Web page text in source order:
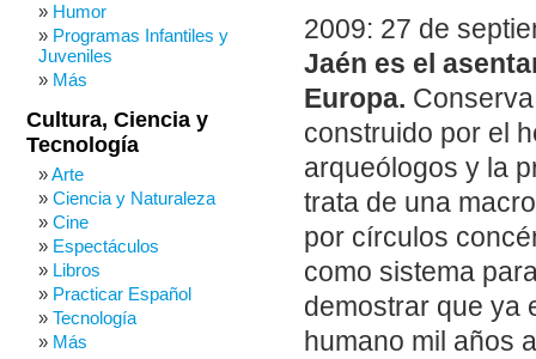
2009: 27 de
Jaén es el
Europa.
construido por el
arqueólogos y la
trata de una
por círculos
como sistema
demostrar que ya
humano mil años
Humor
Programas Infantiles y
Juveniles
Más
Cultura, Ciencia y
Tecnología
Arte
Ciencia y Naturaleza
Cine
Espectáculos
Libros
Practicar Español
Tecnología
Más